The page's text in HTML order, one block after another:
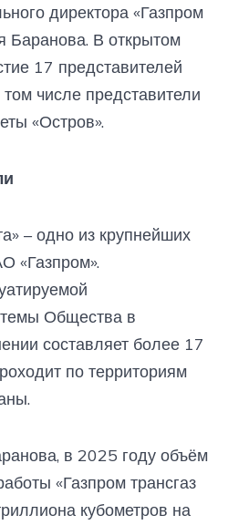
директора «Газпром
Баранова. В открытом
17 представителей
числе представители
«Остров».
– одно из крупнейших
«Газпром».
Общества в
составляет более 17
по территориям
в 2025 году объём
«Газпром трансгаз
кубометров на